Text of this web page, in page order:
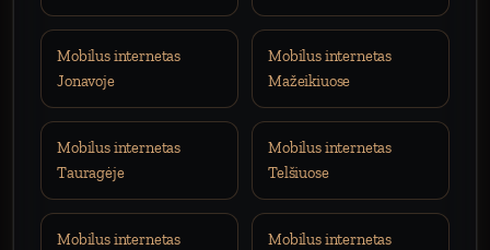
Mobilus internetas
Jonavoje
Mobilus internetas
Mažeikiuose
Mobilus internetas
Tauragėje
Mobilus internetas
Telšiuose
Mobilus internetas
Mobilus internetas